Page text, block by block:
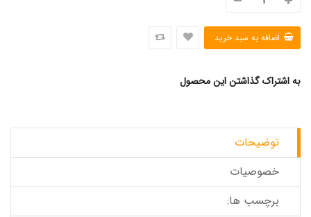
به اشتراک گذاشتن این محصول
توضیحات
خصوصیات
برچسب ها: